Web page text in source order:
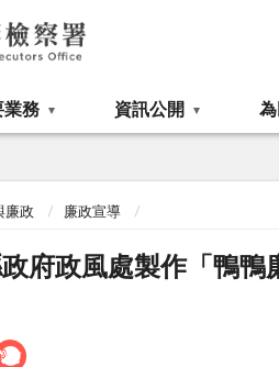
業務 資訊公開
廉政 廉政宣導
府政風處製作「鴨鴨